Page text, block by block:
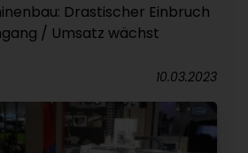
Drastischer Einbruch
/ Umsatz wächst
10.03.2023